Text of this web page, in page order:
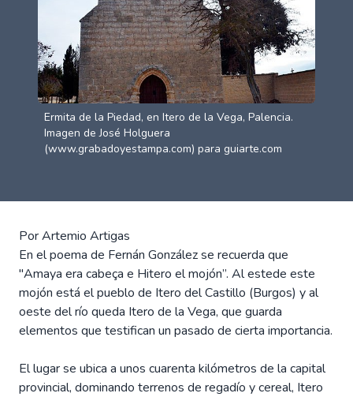
Ermita de la Piedad, en Itero de la Vega, Palencia.
Imagen de José Holguera
(www.grabadoyestampa.com) para guiarte.com
Por Artemio Artigas
En el poema de Fernán González se recuerda que
"Amaya era cabeça e Hitero el mojón”. Al estede este
mojón está el pueblo de Itero del Castillo (Burgos) y al
oeste del río queda Itero de la Vega, que guarda
elementos que testifican un pasado de cierta importancia.
El lugar se ubica a unos cuarenta kilómetros de la capital
provincial, dominando terrenos de regadío y cereal, Itero